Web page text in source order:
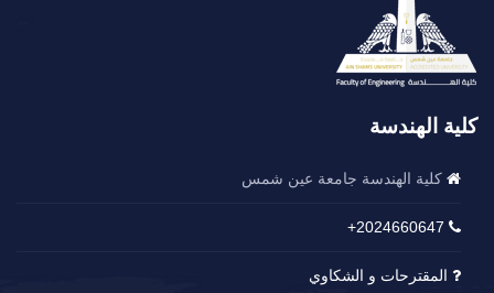
كلية الهندسة
كلية الهندسة جامعة عين شمس
2024660647+
المقترحات و الشكاوي